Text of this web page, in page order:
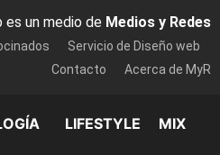
es un medio de Medios y Redes
Servicio de Diseño web
Contacto
Acerca de MyR
LIFESTYLE MIX